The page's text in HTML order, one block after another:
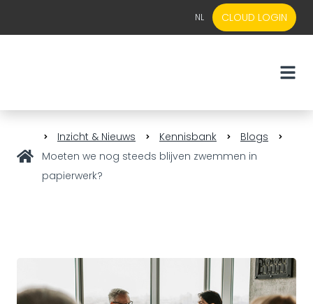
NL CLOUD LOGIN
Inzicht & Nieuws Kennisbank
Blogs
Moeten we nog steeds blijven zwemmen in
papierwerk?